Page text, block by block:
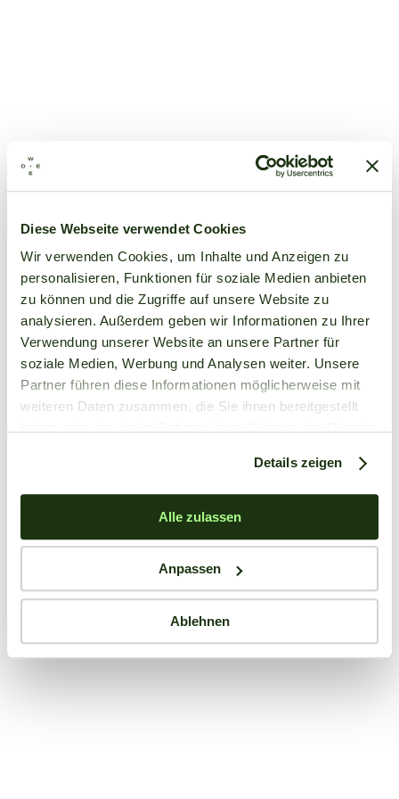
Diese Webseite verwendet Cookies
Wir verwenden Cookies, um Inhalte und Anzeigen zu
personalisieren, Funktionen für soziale Medien anbieten
zu können und die Zugriffe auf unsere Website zu
analysieren. Außerdem geben wir Informationen zu Ihrer
Verwendung unserer Website an unsere Partner für
soziale Medien, Werbung und Analysen weiter. Unsere
Partner führen diese Informationen möglicherweise mit
weiteren Daten zusammen, die Sie ihnen bereitgestellt
Details zeigen
Alle zulassen
Anpassen
Ablehnen